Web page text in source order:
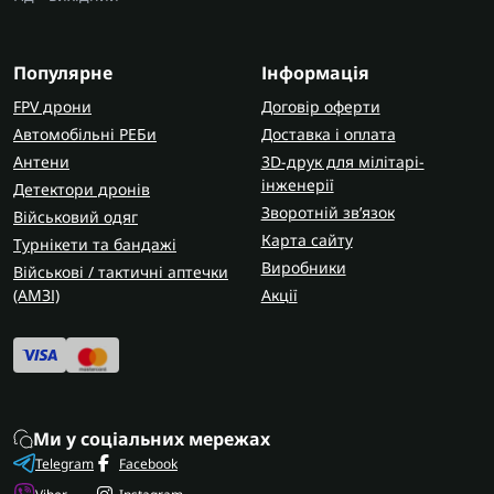
Для щоденного прибирання кімнати найчастіше
обирають універсальний варіант середньої
потужності.
Популярні бренди пилососів
Ринок побутової техніки пропонує десятки
виробників. Частина компаній робить компактні
безпровідні моделі, інші спеціалізуються на
потужних мережевих
пилососах.Найпопулярнішими брендами на
ринку є:
Philips;
Bosch;
Rowenta;
Популярне
FPV дрони
Автомобільні РЕБи
Антени
Детектори дронів
Військовий одяг
Турнікети та бандажі
Військові / тактичні аптечки
(AMЗІ)
Інформація
Договір оферти
Доставка і оплата
3D-друк для мілітарі-
інженерії
Зворотній зв’язок
Карта сайту
Виробники
Акції
Ми у соціальних мережах
Telegram
Facebook